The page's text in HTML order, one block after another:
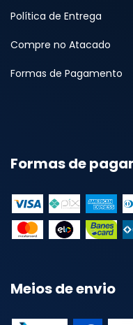
Política de Entrega
Compre no Atacado
Formas de Pagamento
Formas de
Meios de envio